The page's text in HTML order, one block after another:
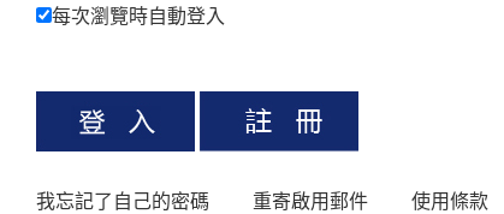
每次瀏覽時自動登入
我忘記了自己的密碼 重寄啟用郵件 使用條款